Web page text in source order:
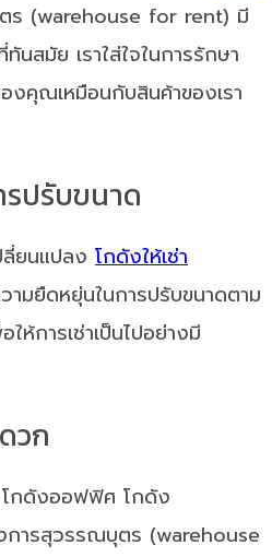
ร (warehouse for rent) มี
นสมัย เราใส่ใจในการรักษา
งคุณเหมือนกับสินค้าของเรา
ปรับขนาด
ลี่ยนแปลง โกดังให้เช่า
มยืดหยุ่นในการปรับขนาดตาม
ห้การเช่าเป็นไปอย่างมี
วก
กดังออฟฟิศ โกดัง
การสุวรรณบุตร (warehouse